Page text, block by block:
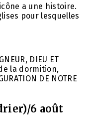
a une histoire.
pour lesquelles
DIEU ET
de la dormition,
DE NOTRE
6 août